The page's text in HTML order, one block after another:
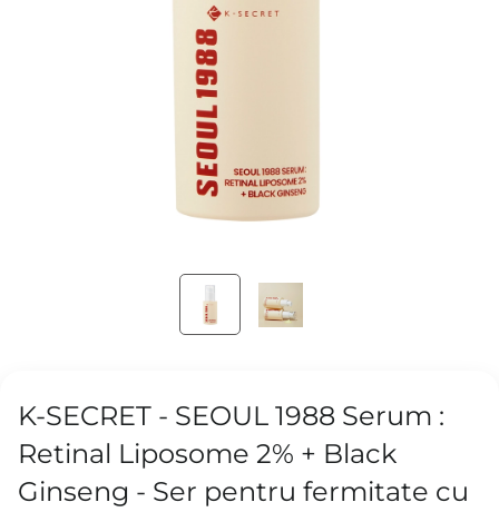
K-SECRET - SEOUL 1988 Serum :
Retinal Liposome 2% + Black
Ginseng - Ser pentru fermitate cu